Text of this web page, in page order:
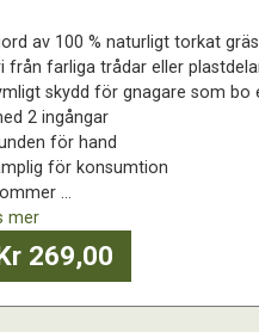
av 100 % naturligt torkat gräs
från farliga trådar eller
skydd för gnagare som bo
2 ingångar
för hand
för konsumtion
...
mer
269,00